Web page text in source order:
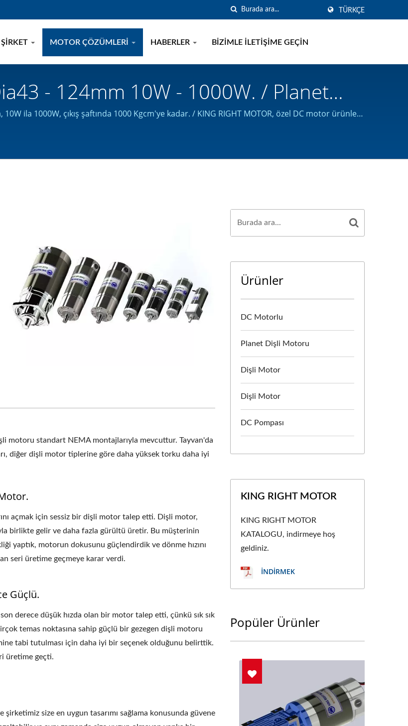
TÜRKÇE
ŞIRKET MOTOR ÇÖZÜMLERI HABERLER BIZIMLE İLETIŞIME GEÇIN
- 124mm 10W - 1000W. / Planet
RIGHT MOTOR
ila 1000W, çıkış şaftında 1000 Kgcm'ye kadar. / KING RIGHT MOTOR, özel DC motor ürünleri
motoru standart NEMA montajlarıyla mevcuttur. Tayvan'da
diğer dişli motor tiplerine göre daha yüksek torku daha iyi
açmak için sessiz bir dişli motor talep etti. Dişli motor,
birlikte gelir ve daha fazla gürültü üretir. Bu müşterinin
yaptık, motorun dokusunu güçlendirdik ve dönme hızını
seri üretime geçmeye karar verdi.
Güçlü.
derece düşük hızda olan bir motor talep etti, çünkü sık sık
temas noktasına sahip güçlü bir gezegen dişli motoru
tabi tutulması için daha iyi bir seçenek olduğunu belirttik.
üretime geçti.
şirketimiz size en uygun tasarımı sağlama konusunda güvene
Ürünler
DC Motorlu
Planet Dişli Motoru
Dişli Motor
Dişli Motor
DC Pompası
KING RIGHT MOTOR
KING RIGHT MOTOR
KATALOGU, indirmeye hoş
geldiniz.
İNDIRMEK
Popüler Ürünler